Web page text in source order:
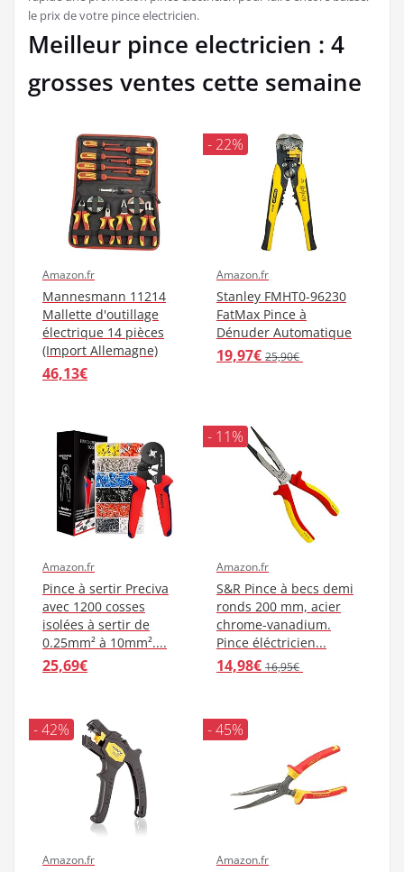
le prix de votre pince electricien.
Meilleur pince electricien : 4
grosses ventes cette semaine
Amazon.fr
Mannesmann 11214
Mallette d'outillage
électrique 14 pièces
(Import Allemagne)
46,13€
- 22%
Amazon.fr
Stanley FMHT0-96230
FatMax Pince à
Dénuder Automatique
19,97€ 25,90€
Amazon.fr
Pince à sertir Preciva
avec 1200 cosses
isolées à sertir de
0.25mm² à 10mm²....
25,69€
- 11%
Amazon.fr
S&R Pince à becs demi
ronds 200 mm, acier
chrome-vanadium.
Pince éléctricien...
14,98€ 16,95€
- 42%
Amazon.fr
- 45%
Amazon.fr